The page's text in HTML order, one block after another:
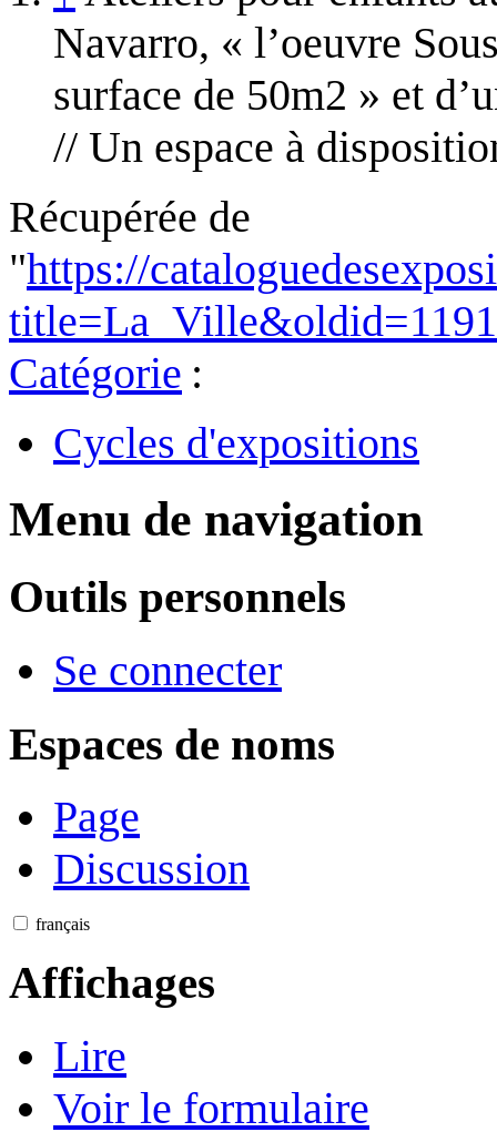
Navarro, « l’oeuvre
surface de 50m2 » et
// Un espace à
Récupérée de
"https://
Catégorie :
Cycles d'expositions
Menu de navigation
Outils personnels
Se connecter
Espaces de noms
Page
Discussion
français
Affichages
Lire
Voir le formulaire